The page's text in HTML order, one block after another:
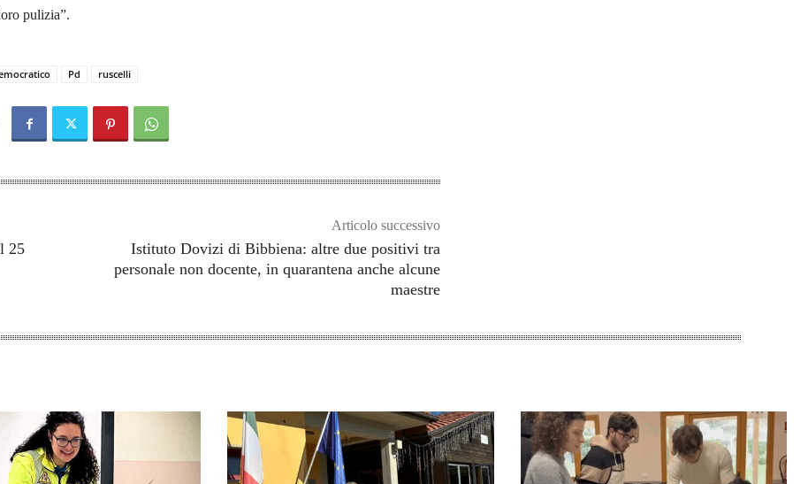
pulizia”.
Pd ruscelli
25
Articolo successivo
Istituto Dovizi di Bibbiena: altre due positivi tra
personale non docente, in quarantena anche alcune
maestre